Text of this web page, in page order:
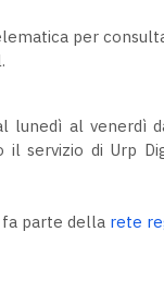
per
lunedì al venerdì
servizio di Urp
parte della rete